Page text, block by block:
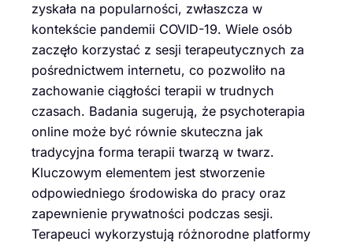
zyskała na popularności, zwłaszcza w
kontekście pandemii COVID-19. Wiele osób
zaczęło korzystać z sesji terapeutycznych za
pośrednictwem internetu, co pozwoliło na
zachowanie ciągłości terapii w trudnych
czasach. Badania sugerują, że psychoterapia
online może być równie skuteczna jak
tradycyjna forma terapii twarzą w twarz.
Kluczowym elementem jest stworzenie
odpowiedniego środowiska do pracy oraz
zapewnienie prywatności podczas sesji.
Terapeuci wykorzystują różnorodne platformy